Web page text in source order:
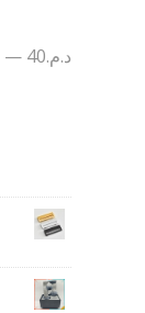
د.م.40 —